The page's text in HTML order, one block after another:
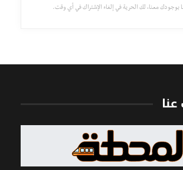
بوجودك معنا، لك الحرية في إلغاء الإشتراك في أي وقت.